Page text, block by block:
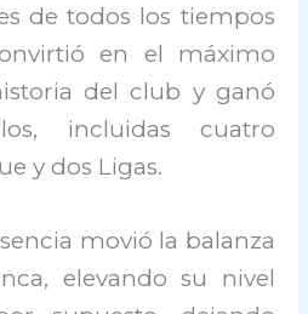
de todos los tiempos
en el máximo
del club y ganó
incluidas cuatro
y dos Ligas.
movió la balanza
elevando su nivel